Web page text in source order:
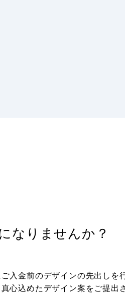
なりませんか？
金前のデザインの先出しを
心込めたデザイン案をご提出